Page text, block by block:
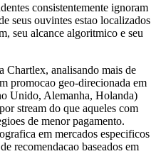
consistentemente ignoram
seus ouvintes estao localizados
seu alcance algoritmico e seu
Chartlex, analisando mais de
promocao geo-direcionada em
Unido, Alemanha, Holanda)
stream do que aqueles com
de menor pagamento.
em mercados especificos
recomendacao baseados em